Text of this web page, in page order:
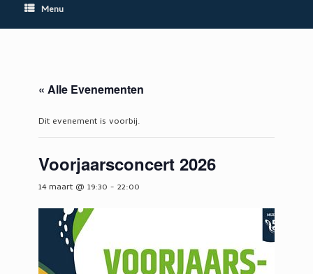
Menu
« Alle Evenementen
Dit evenement is voorbij.
Voorjaarsconcert 2026
14 maart @ 19:30 - 22:00